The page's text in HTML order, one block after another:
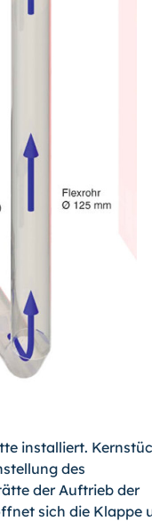
installiert.
des
der Auftrieb der
sich die Klappe